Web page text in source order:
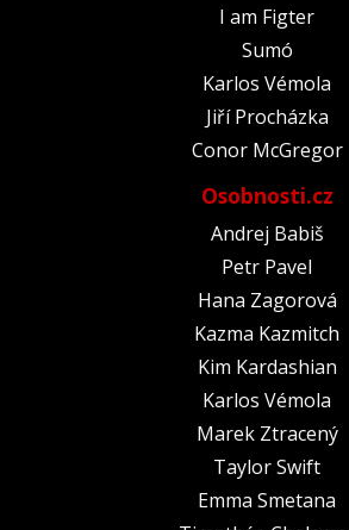
I am Figter
Sumó
Karlos Vémola
Jiří Procházka
Conor McGregor
Osobnosti.cz
Andrej Babiš
Petr Pavel
Hana Zagorová
Kazma Kazmitch
Kim Kardashian
Karlos Vémola
Marek Ztracený
Taylor Swift
Emma Smetana